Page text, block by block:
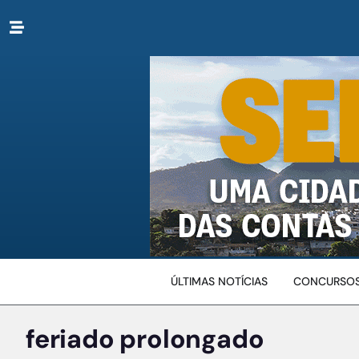
ÚLTIMAS NOTÍCIAS
feriado prolongado